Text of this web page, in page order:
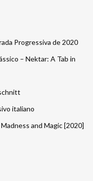
Progressiva de 2020
– Nektar: A Tab in
italiano
and Magic [2020]